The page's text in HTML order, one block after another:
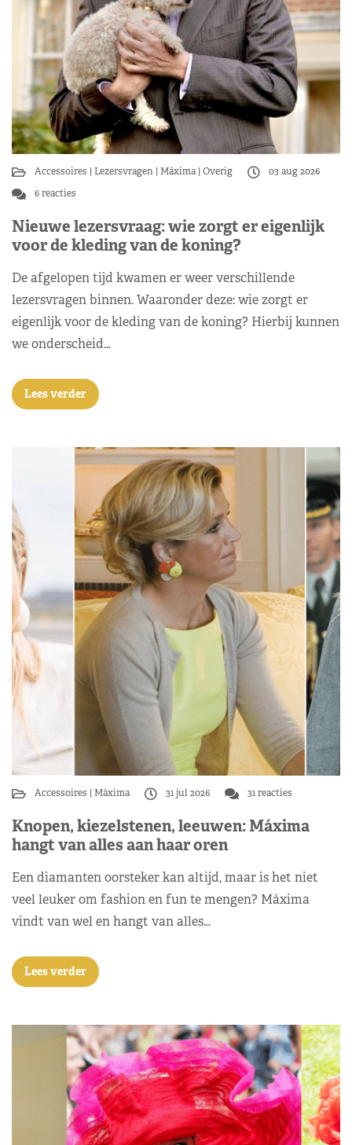
Accessoires Lezersvragen Máxima Overig
03 aug 2026
6 reacties
Nieuwe lezersvraag: wie zorgt er eigenlijk
voor de kleding van de koning?
De afgelopen tijd kwamen er weer verschillende
lezersvragen binnen. Waaronder deze: wie zorgt er
eigenlijk voor de kleding van de koning? Hierbij kunnen
we onderscheid…
Lees verder
Accessoires Máxima 31 jul 2026 31 reacties
Knopen, kiezelstenen, leeuwen: Máxima
hangt van alles aan haar oren
Een diamanten oorsteker kan altijd, maar is het niet
veel leuker om fashion en fun te mengen? Máxima
vindt van wel en hangt van alles…
Lees verder